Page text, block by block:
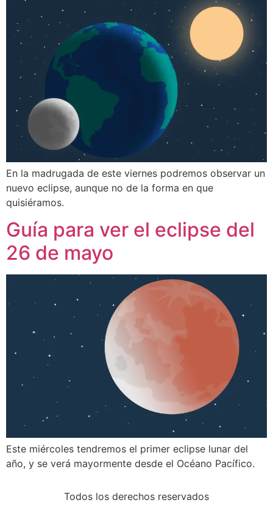
En la madrugada de este viernes podremos observar un
nuevo eclipse, aunque no de la forma en que
quisiéramos.
Guía para ver el eclipse del
26 de mayo
Este miércoles tendremos el primer eclipse lunar del
año, y se verá mayormente desde el Océano Pacífico.
Todos los derechos reservados